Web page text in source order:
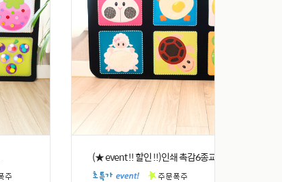
(★ event !! 할인 !!)인쇄 촉감6종교구 DI ...